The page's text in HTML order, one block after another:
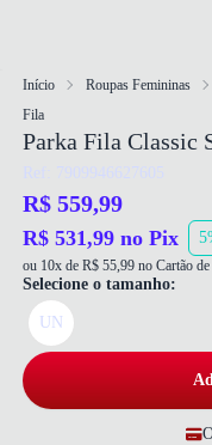
Início Roupas Femininas
Fila
Parka Fila Classic
Ref: 7909946627605
R$ 559,99
R$ 531,99 no Pix
ou 10x de R$ 55,99 no Cartão
Selecione o tamanho:
UN